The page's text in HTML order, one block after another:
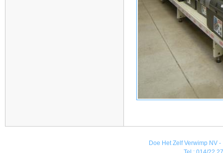
Doe Het Zelf Verwimp NV